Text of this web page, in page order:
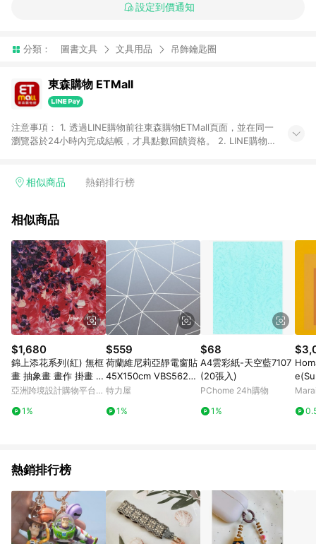
設定到價通知
分類： 圖書文具 文具用品 吊飾鑰匙圈
東森購物 ETMall
注意事項： 1. 透過LINE購物前往東森購物ETMall頁面，並在同一
瀏覽器於24小時內完成結帳，才具點數回饋資格。 2. LINE購物
單，皆不在點數回饋範圍內。 3. 如購買以下類別商品，將無法獲
球嚴選、商城、專案商品、「草莓網」全館商品。 4. 如取消訂
回饋。 5. 點數回饋會扣除所有折扣優惠後之最終發票金額計算，
實際回饋請依LINE購物通知為主。 6. 訂單如有使用東森購物
ETMall站內之折扣優惠(包含但不限於東森幣、樂透金、東森現金
券等)，不具點數回饋資格。詳細請依東森購物ETMall之結帳頁面
顯示為準。 7. LINE購物設有「單一商品最高回饋點數」機制(特
殊活動時開放「回饋無上限」)，以同一訂單中同一商品不論件數
計算，並依訂單成立時間當下LINE購物所設定的回饋機制為準。
8. LINE購物為購物資訊整合性平台，商品資料更新會有時間差，
如顯示之商品規格、顏色、價位、贈品與東森購物ETMall銷售網
頁不符，以銷售網頁標示為準。 9. 若有贈點爭議，請務必於訂單
日期+180天以內至LINE購物客服洽詢；若超過180天(含)以上進
行申訴，恕無法贈點回饋。 10. 部分點數紅包僅限指定商品使
用，或不適用於無回饋商品。各點數紅包之適用商品與使用條件
相似商品 熱銷排行榜
相似商品
$1,680
錦上添花系列(紅) 無框
畫 抽象畫 畫作 掛畫 居
家擺設 療癒小物
亞洲跨境設計購物平台
1%
$559
荷蘭維尼莉亞靜電窗貼
45X150cm VBS56227
多邊形
特力屋
1%
$68
A4雲彩紙-天空藍7107
(20張入)
PChome 24h購物
1%
f
熱銷排行榜